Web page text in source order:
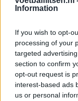
Information
If you wish to opt-
processing of your
targeted
section to confirm
opt-out request is
interest-based ads
us or personal
meer een bezoek
Songs,
Hier een video van
Johan Derksen
Twente - PSV in